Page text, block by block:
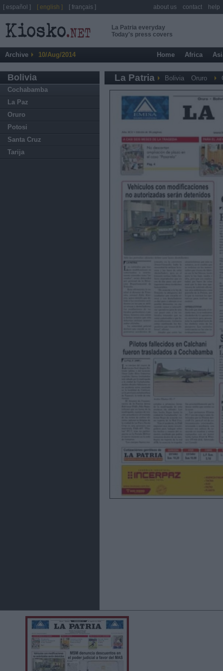
La Patria everyday
Today's press covers
Archive 10/Aug/2014 Home Africa
Bolivia
Cochabamba
La Paz
Oruro
Potosi
Santa Cruz
Tarija
La Patria Bolivia Oruro
[ español ] [ english ] [ français ] about us contact help